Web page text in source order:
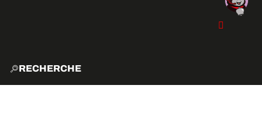
RECHERCHE